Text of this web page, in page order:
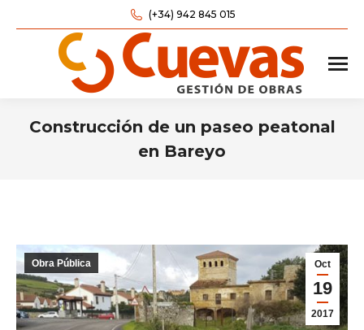
(+34) 942 845 015
Construcción de un paseo peatonal
en Bareyo
Oct
19
2017
Obra Pública